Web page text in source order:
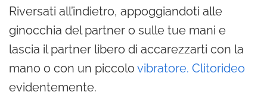
Riversati all’indietro, appoggiandoti alle
ginocchia del partner o sulle tue mani e
lascia il partner libero di accarezzarti con la
mano o con un piccolo vibratore. Clitorideo
evidentemente.